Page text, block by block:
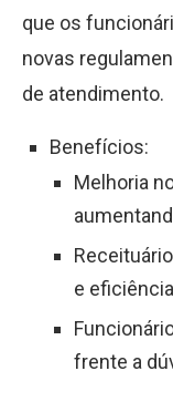
que os
novas
de atendimento.
Benefícios:
Melhoria
e
frente a